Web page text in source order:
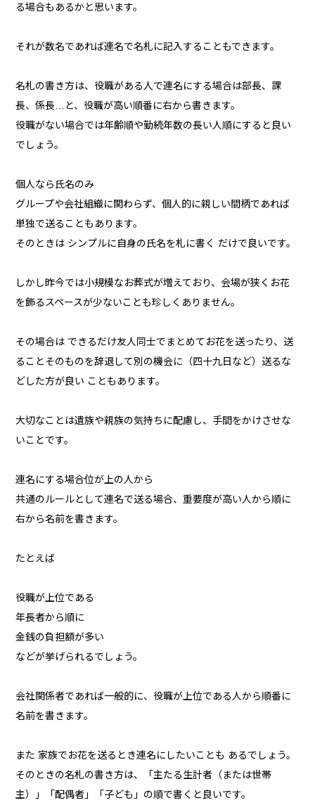
る場合もあるかと思います。
それが数名であれば連名で名札に記入することもできます。
名札の書き方は、役職がある人で連名にする場合は部長、課
長、係長…と、役職が高い順番に右から書きます。
役職がない場合では年齢順や勤続年数の長い人順にすると良い
でしょう。
個人なら氏名のみ
グループや会社組織に関わらず、個人的に親しい間柄であれば
単独で送ることもあります。
そのときは シンプルに自身の氏名を札に書く だけで良いです。
しかし昨今では小規模なお葬式が増えており、会場が狭くお花
を飾るスペースが少ないことも珍しくありません。
その場合は できるだけ友人同士でまとめてお花を送ったり、送
ることそのものを辞退して別の機会に（四十九日など）送るな
どした方が良い こともあります。
大切なことは遺族や親族の気持ちに配慮し、手間をかけさせな
いことです。
連名にする場合位が上の人から
共通のルールとして連名で送る場合、重要度が高い人から順に
右から名前を書きます。
たとえば
役職が上位である
年長者から順に
金銭の負担額が多い
などが挙げられるでしょう。
会社関係者であれば一般的に、役職が上位である人から順番に
名前を書きます。
また 家族でお花を送るとき連名にしたいことも あるでしょう。
そのときの名札の書き方は、「主たる生計者（または世帯
主）」「配偶者」「子ども」の順で書くと良いです。